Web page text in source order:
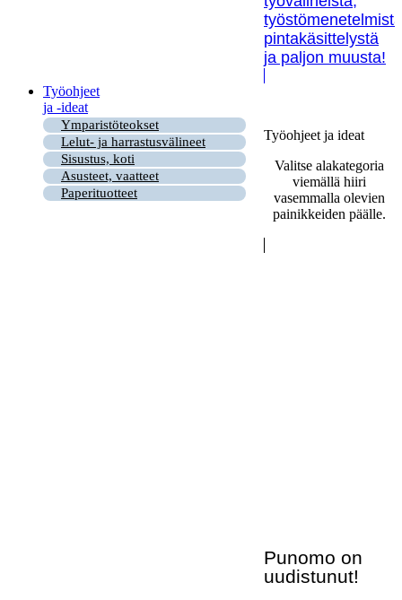
pintakäsittelystä
ja paljon muusta!
Työohjeet
ja -ideat
Ymparistöteokset
Lelut- ja harrastusvälineet
Sisustus, koti
Asusteet, vaatteet
Paperituotteet
Työohjeet ja ideat
Valitse alakategoria
viemällä hiiri
vasemmalla olevien
painikkeiden päälle.
Punomo on
uudistunut!